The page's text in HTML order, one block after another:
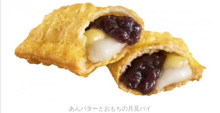
あんバターとおもちの月見パイ